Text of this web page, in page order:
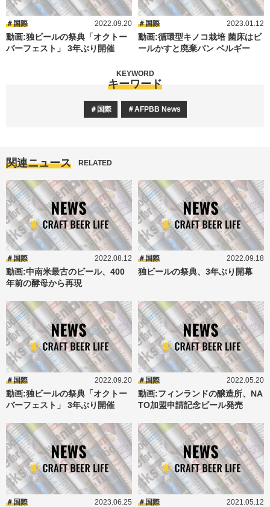
国際 2022.09.20
動画:独ビールの祭典「オクトー
バーフェスト」 3年ぶり開催
国際 2023.01.12
動画:循環型キノコ栽培 菌床はビ
ールかすと廃棄パン ベルギー
キーワード
KEYWORD
国際 AFPBB News
関連ニュース RELATED
国際 2022.08.12
動画:中南米最古のビール、400
年前の酵母から再現
国際 2022.09.18
独ビールの祭典、3年ぶり開幕
国際 2022.09.20
動画:独ビールの祭典「オクトー
バーフェスト」 3年ぶり開催
国際 2022.05.20
動画:フィンランドの醸造所、NA
TO加盟申請記念ビール発売
国際 2023.06.25 国際 2021.05.12